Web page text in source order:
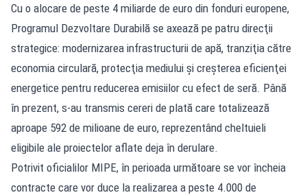
Cu o alocare de peste 4 miliarde de euro din fonduri europene,
Programul Dezvoltare Durabilă se axează pe patru direcţii
strategice: modernizarea infrastructurii de apă, tranziţia către
economia circulară, protecţia mediului şi creşterea eficienţei
energetice pentru reducerea emisiilor cu efect de seră. Până
în prezent, s-au transmis cereri de plată care totalizează
aproape 592 de milioane de euro, reprezentând cheltuieli
eligibile ale proiectelor aflate deja în derulare.
Potrivit oficialilor MIPE, în perioada următoare se vor încheia
contracte care vor duce la realizarea a peste 4.000 de